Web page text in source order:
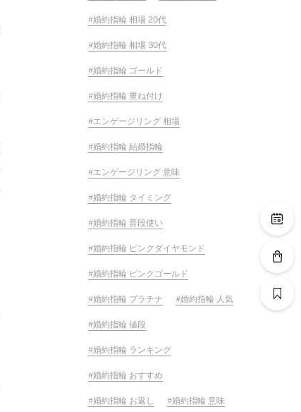
婚約指輪 相場 20代
婚約指輪 相場 30代
婚約指輪 ゴールド
婚約指輪 重ね付け
エンゲージリング 相場
婚約指輪 結婚指輪
エンゲージリング 意味
婚約指輪 タイミング
婚約指輪 普段使い
婚約指輪 ピンクダイヤモンド
婚約指輪 ピンクゴールド
婚約指輪 プラチナ 婚約指輪 人気
婚約指輪 値段
婚約指輪 ランキング
婚約指輪 おすすめ
婚約指輪 お返し 婚約指輪 意味